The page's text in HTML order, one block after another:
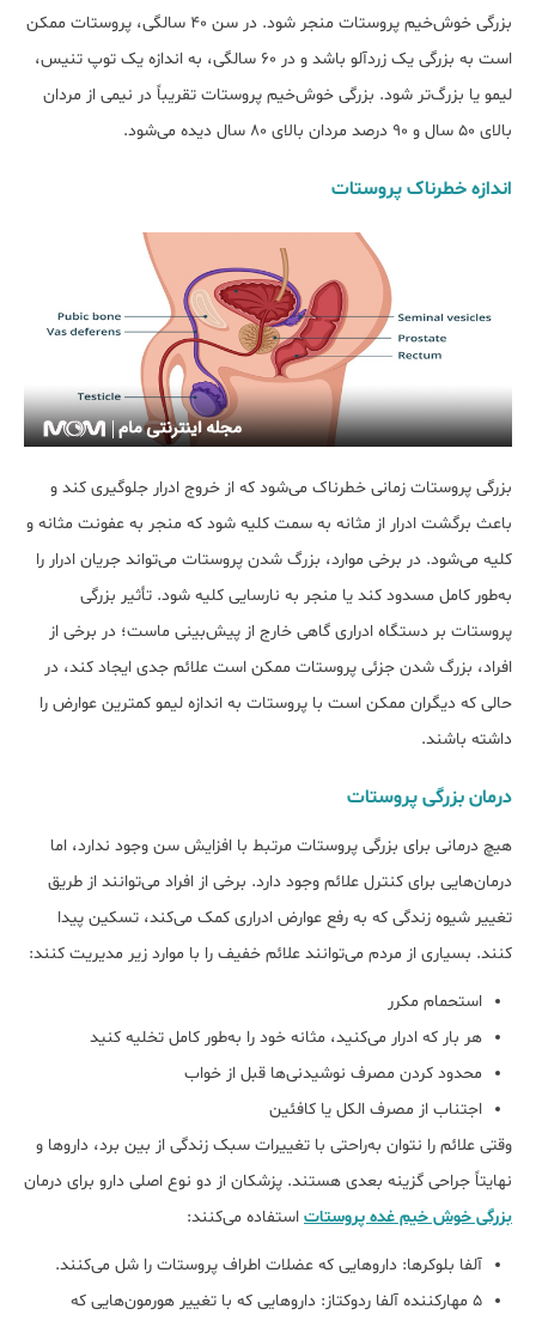
بزرگی خوش‌خیم پروستات منجر شود. در سن 40 سالگی، پروستات ممکن
است به بزرگی یک زردآلو باشد و در 60 سالگی، به اندازه یک توپ تنیس،
لیمو یا بزرگ‌تر شود. بزرگی خوش‌خیم پروستات تقریباً در نیمی از مردان
بالای 50 سال و 90 درصد مردان بالای 80 سال دیده می‌شود.
اندازه خطرناک پروستات
بزرگی پروستات زمانی خطرناک می‌شود که از خروج ادرار جلوگیری کند و
باعث برگشت ادرار از مثانه به سمت کلیه شود که منجر به عفونت مثانه و
کلیه می‌شود. در برخی موارد، بزرگ شدن پروستات می‌تواند جریان ادرار را
به‌طور کامل مسدود کند یا منجر به نارسایی کلیه شود. تأثیر بزرگی
پروستات بر دستگاه ادراری گاهی خارج از پیش‌بینی ماست؛ در برخی از
افراد، بزرگ شدن جزئی پروستات ممکن است علائم جدی ایجاد کند، در
حالی که دیگران ممکن است با پروستات به اندازه لیمو کمترین عوارض را
داشته باشند.
درمان بزرگی پروستات
هیچ درمانی برای بزرگی پروستات مرتبط با افزایش سن وجود ندارد، اما
درمان‌هایی برای کنترل علائم وجود دارد. برخی از افراد می‌توانند از طریق
تغییر شیوه زندگی که به رفع عوارض ادراری کمک می‌کند، تسکین پیدا
کنند. بسیاری از مردم می‌توانند علائم خفیف را با موارد زیر مدیریت کنند:
استحمام مکرر
هر بار که ادرار می‌کنید، مثانه خود را به‌طور کامل تخلیه کنید
محدود کردن مصرف نوشیدنی‌ها قبل از خواب
اجتناب از مصرف الکل یا کافئین
وقتی علائم را نتوان به‌راحتی با تغییرات سبک زندگی از بین برد، داروها و
نهایتاً جراحی گزینه بعدی هستند. پزشکان از دو نوع اصلی دارو برای درمان
بزرگی خوش خیم غده پروستات استفاده می‌کنند:
آلفا بلوکرها: داروهایی که عضلات اطراف پروستات را شل می‌کنند.
5 مهارکننده آلفا ردوکتاز: داروهایی که با تغییر هورمون‌هایی که